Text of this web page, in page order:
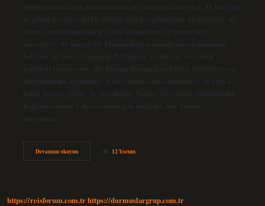
doğum anında ayın konumu onun ay burcunu ifade eder. Ay burçları
ve güneş burçları farklı olduğu için hesaplamaları da farklıdır. Ay
burcu, ayın bulunduğu aya göre hesaplanır. Ay burcu neyi
yansıtıyor? Ay burcu, bir kişinin doğum anında ayın konumunu
belirler. Ay burcu duygusal ihtiyaçları, iç dünyayı ve ruhsal
tepkileri temsil eder. Bir kişinin duygusal tepkileri, ilişkileri ve iç
dünyasındaki değişimler ay burcunun etkisi altındadır. Ay burcu
hangi burçta güçlü? Ay, astrolojide Yengeç burcunun yöneticisidir.
Boğa burcunun 3. derecesinde çok etkilidir. Bu, Yengeç
burcunun…
Devamını okuyunAy
Burcu
12 Yorum
https://reisforum.com.trhttps://durmuslargrup.com.tr